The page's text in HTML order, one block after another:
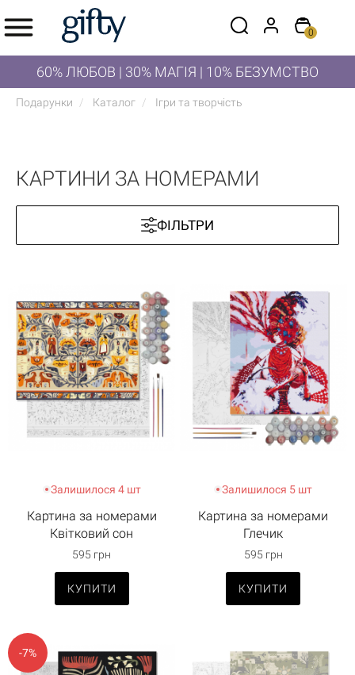
0
60% ЛЮБОВ | 30% МАГІЯ | 10% БЕЗУМСТВО
Подарунки Каталог Ігри та творчість
КАРТИНИ ЗА НОМЕРАМИ
ФІЛЬТРИ
Залишилося 4 шт
Картина за номерами
Квітковий сон
595 грн
КУПИТИ
Залишилося 5 шт
Картина за номерами
Глечик
595 грн
КУПИТИ
-7%